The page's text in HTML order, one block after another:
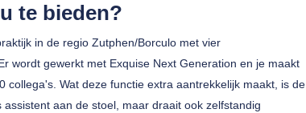
te bieden?
in de regio Zutphen/Borculo met vier
wordt gewerkt met Exquise Next Generation en je maakt
Wat deze functie extra aantrekkelijk maakt, is de
aan de stoel, maar draait ook zelfstandig